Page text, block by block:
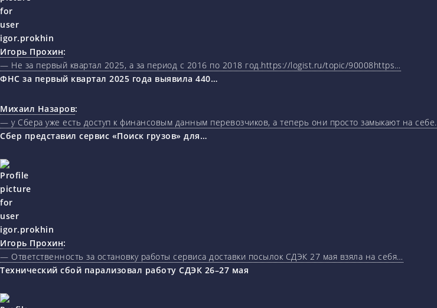
Игорь Прохин:
— Не за первый квартал 2025, а за период с 2016 по 2018 год.https://logist.ru/topic/90008https…
ФНС за первый квартал 2025 года выявила 440…
Михаил Назаров:
— у Сбера уже есть доступ к финансовым данным перевозчиков, а теперь они просто замыкают на
Сбер представил сервис «Поиск грузов» для…
Игорь Прохин:
— Ответственность за остановку работы сервиса доставки посылок СДЭК 27 мая взяла на себя…
Технический сбой парализовал работу СДЭК 26–27 мая